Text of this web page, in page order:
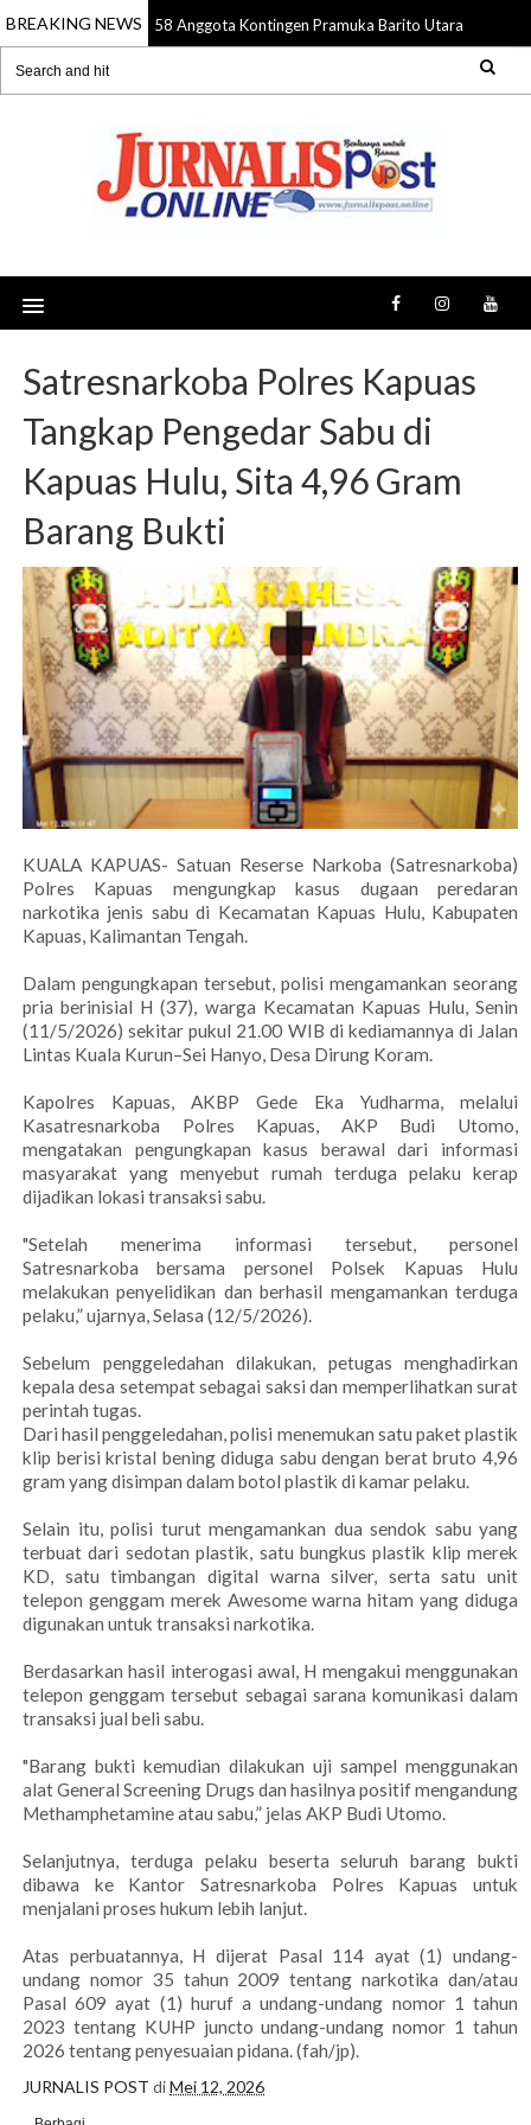
BREAKING NEWS
09 Aug 2026 58 Anggota Kontingen Pramuka Barito Utara
Satresnarkoba Polres Kapuas
Tangkap Pengedar Sabu di
Kapuas Hulu, Sita 4,96 Gram
Barang Bukti
KUALA KAPUAS- Satuan Reserse Narkoba (Satresnarkoba)
Polres Kapuas mengungkap kasus dugaan peredaran
narkotika jenis sabu di Kecamatan Kapuas Hulu, Kabupaten
Kapuas, Kalimantan Tengah.
Dalam pengungkapan tersebut, polisi mengamankan seorang
pria berinisial H (37), warga Kecamatan Kapuas Hulu, Senin
(11/5/2026) sekitar pukul 21.00 WIB di kediamannya di Jalan
Lintas Kuala Kurun–Sei Hanyo, Desa Dirung Koram.
Kapolres Kapuas, AKBP Gede Eka Yudharma, melalui
Kasatresnarkoba Polres Kapuas, AKP Budi Utomo,
mengatakan pengungkapan kasus berawal dari informasi
masyarakat yang menyebut rumah terduga pelaku kerap
dijadikan lokasi transaksi sabu.
"Setelah menerima informasi tersebut, personel
Satresnarkoba bersama personel Polsek Kapuas Hulu
melakukan penyelidikan dan berhasil mengamankan terduga
pelaku,” ujarnya, Selasa (12/5/2026).
Sebelum penggeledahan dilakukan, petugas menghadirkan
kepala desa setempat sebagai saksi dan memperlihatkan surat
perintah tugas.
Dari hasil penggeledahan, polisi menemukan satu paket plastik
klip berisi kristal bening diduga sabu dengan berat bruto 4,96
gram yang disimpan dalam botol plastik di kamar pelaku.
Selain itu, polisi turut mengamankan dua sendok sabu yang
terbuat dari sedotan plastik, satu bungkus plastik klip merek
KD, satu timbangan digital warna silver, serta satu unit
telepon genggam merek Awesome warna hitam yang diduga
digunakan untuk transaksi narkotika.
Berdasarkan hasil interogasi awal, H mengakui menggunakan
telepon genggam tersebut sebagai sarana komunikasi dalam
transaksi jual beli sabu.
"Barang bukti kemudian dilakukan uji sampel menggunakan
alat General Screening Drugs dan hasilnya positif mengandung
Methamphetamine atau sabu,” jelas AKP Budi Utomo.
Selanjutnya, terduga pelaku beserta seluruh barang bukti
dibawa ke Kantor Satresnarkoba Polres Kapuas untuk
menjalani proses hukum lebih lanjut.
Atas perbuatannya, H dijerat Pasal 114 ayat (1) undang-
undang nomor 35 tahun 2009 tentang narkotika dan/atau
Pasal 609 ayat (1) huruf a undang-undang nomor 1 tahun
2023 tentang KUHP juncto undang-undang nomor 1 tahun
2026 tentang penyesuaian pidana. (fah/jp).
JURNALIS POST diMei 12, 2026